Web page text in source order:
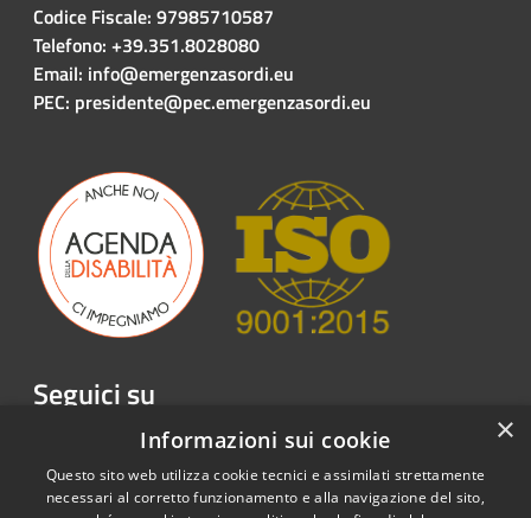
Codice Fiscale: 97985710587
Telefono: +39.351.8028080
Email: info@emergenzasordi.eu
PEC: presidente@pec.emergenzasordi.eu
Seguici su
FacebookTwitterYoutubeInstagramLinkedInTelegram ×
Informazioni sui cookie
Questo sito web utilizza cookie tecnici e assimilati strettamente
necessari al corretto funzionamento e alla navigazione del sito,